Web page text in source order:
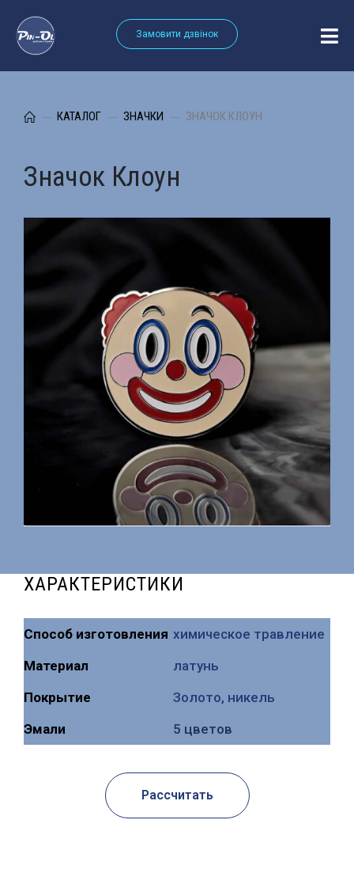
Замовити дзвінок
КАТАЛОГ ЗНАЧКИ ЗНАЧОК КЛОУН
Значок Клоун
ХАРАКТЕРИСТИКИ
Способ изготовления химическое травление
Mатериал
латунь
Покрытие
Золото, никель
Эмали
5 цветов
Рассчитать